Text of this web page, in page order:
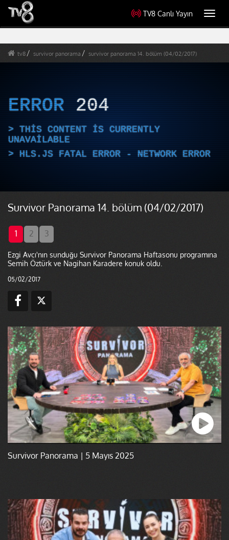
TV8 Canlı Yayın
tv8 survivor panorama survivor panorama 14. bölüm (04/02/2017)
ERROR 204
THIS CONTENT IS CURRENTLY
UNAVAILABLE
HLS.JS FATAL ERROR - NETWORK ERROR
Survivor Panorama 14. bölüm (04/02/2017)
1 2 3
Ezgi Avcı'nın sunduğu Survivor Panorama Haftasonu programına
Semih Öztürk ve Nagihan Karadere konuk oldu.
05/02/2017
Survivor Panorama | 5 Mayıs 2025